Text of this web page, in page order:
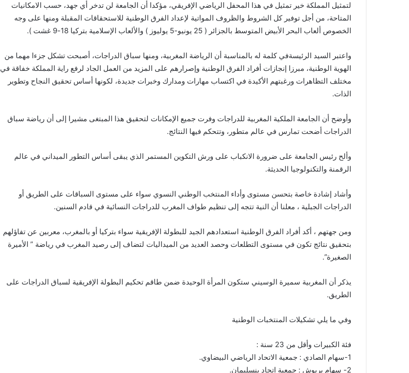
لتمثيل المملكة خير تمثيل في هذا المحفل الرياضي الإفريقي، مؤكدا أن الجامعة لن تدخر أي جهد، حسب الامكانيات
المتاحة، من أجل توفير كل الشروط والظروف المواتية لإعداد الفرق الوطنية للاستحقاقات المقبلة ومنها على وجه
الخصوص ألعاب البحر الأبيض المتوسط بالجزائر ( 25 يونيو-5 يوليوز ) والألعاب الإسلامية بتركيا 18-9 غشت ).
واعتبر السيد الرئيسةفي كلمة له بالمناسبة أن الرياضة المغربية، ومنها سباق الدراجات، أصبحت تشكل جزءا مهما من
الهوية الوطنية، مبرزا إنجازات أفراد الفرق الوطنية وإصرارهم على المزيد من العمل الجاد لرفع راية المملكة خفاقة في
مختلف التظاهرات ورغبتهم الأكيدة في اكتساب مهارات ومدارك وخبرات جديدة، لكونها أساس تحقيق النجاح وتطوير
الذات.
وأوضح أن الجامعة الملكية المغربية للدراجات وفرت جميع الإمكانات لتحقيق هذا المبتغى مشيرا إلى أن رياضة سباق
الدراجات أضحت تمارس في عالم متطور، وتتحكم فيها النتائج.
وألح رئيس الجامعة على ضرورة الانكباب على ورش التكوين المستمر الذي يبقى أساس التطور الميداني في عالم
الرقمنة والتكنولوجيا الحديثة.
وأشاد إشادة خاصة بتحسن مستوى وأداء المنتخب الوطني النسوي سواء على مستوى السباقات على الطريق أو
الدراجات الجبلية ، معلنا أن النية تتجه إلى تنظيم طواف المغرب للدراجات النسائية في قادم السنين.
ومن جهتهم ، أكد أفراد الفرق الوطنية استعدادهم الجيد للبطولة الإفريقية سواء بتركيا أو بالمغرب، معربين عن تفاؤلهم
بتحقيق نتائج تكون في مستوى التطلعات وحصد العديد من الميداليات لتضاف إلى رصيد المغرب في رياضة ” الأميرة
الصغيرة”.
يذكر أن المغربية سميرة الوسيني ستكون المرأة الوحيدة ضمن طاقم تحكيم البطولة الإفريقية لسباق الدراجات على
الطريق.
وفي ما يلي تشكيلات المنتخبات الوطنية
فئة الكبيرات وأقل من 23 سنة :
1-سهام الصادي : جمعية الاتحاد الرياضي البيضاوي.
2- سهام بربوش : جمعية اتحاد بنسليمان.